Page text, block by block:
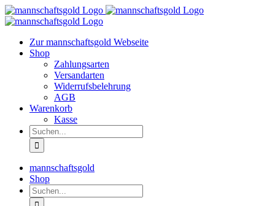
Zum
Inhalt
Zur mannschaftsgold Webseite
Shop
Zahlungsarten
Versandarten
Widerrufsbelehrung
AGB
Warenkorb
Kasse
Suche
nach:
mannschaftsgold
Shop
Suche
nach: